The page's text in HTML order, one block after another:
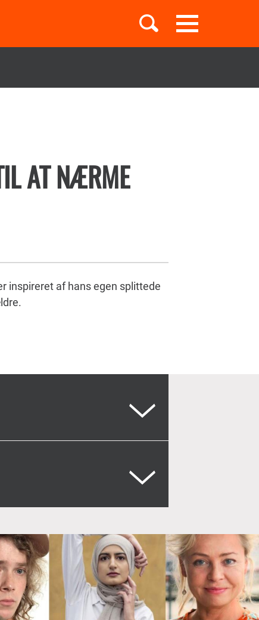
Toggle
navigation
Børnebøger
AT NÆRME
inspireret af hans egen splittede